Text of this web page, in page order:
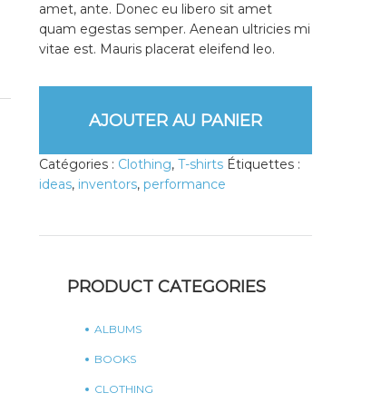
amet, ante. Donec eu libero sit amet
quam egestas semper. Aenean ultricies mi
vitae est. Mauris placerat eleifend leo.
AJOUTER AU PANIER
Catégories : Clothing, T-shirts Étiquettes :
ideas, inventors, performance
PRODUCT CATEGORIES
ALBUMS
BOOKS
CLOTHING